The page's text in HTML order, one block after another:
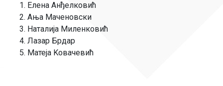
Елена Анђелковић
Ања Маченовски
Наталија Миленковић
Лазар Брдар
Матеја Kовачевић